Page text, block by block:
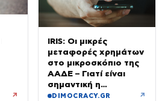
↗
IRIS: Οι μικρές
μεταφορές χρημάτων
στο μικροσκόπιο της
ΑΑΔΕ – Γιατί είναι
σημαντική η
αιτιολογία
DIMOCRACY.GR ↗